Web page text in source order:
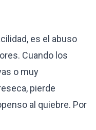
es el abuso
Cuando los
o muy
pierde
al quiebre. Por